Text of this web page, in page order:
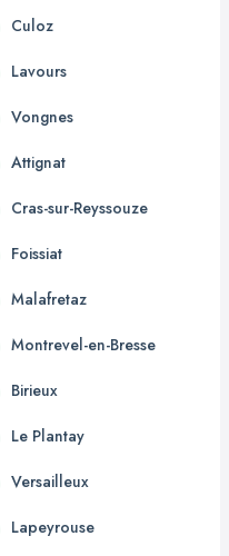
Culoz
Lavours
Vongnes
Attignat
Cras-sur-Reyssouze
Foissiat
Malafretaz
Montrevel-en-Bresse
Birieux
Le Plantay
Versailleux
Lapeyrouse